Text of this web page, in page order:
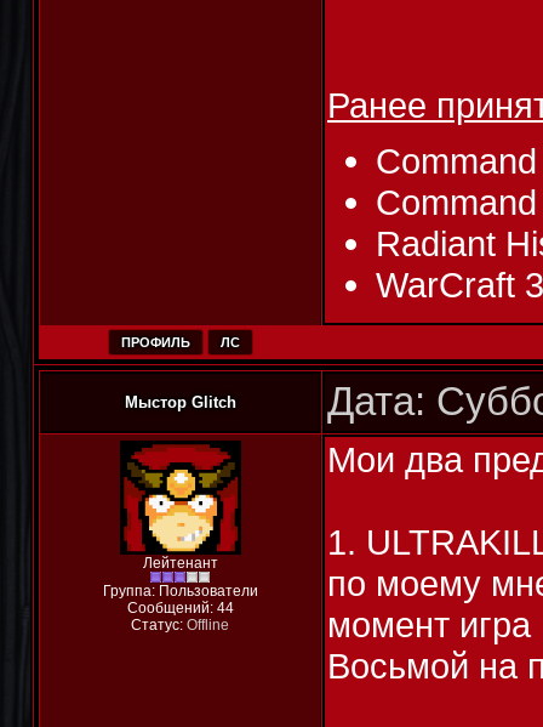
Ранее
Radiant
WarCraft
ПРОФИЛЬ ЛС
Мыстор Glitch Дата:
Лейтенант
Группа: Пользователи
Сообщений: 44
Статус: Offline
Мои два
1.
по моему
момент
Восьмой на